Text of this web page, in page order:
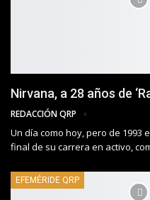
Nirvana, a 28 años de
REDACCIÓN QRP
Un día como hoy, pero de 1993
final de su carrera en activo,
EFEMÉRIDE QRP